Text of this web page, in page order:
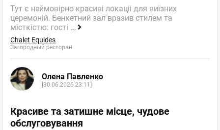
Тут є неймовірно красиві локаціі для виїзних
церемоній. Бенкетний зал вразив стилем та
місткістю: гості ...
Chalet Equides
Загородный ресторан
Олена Павленко
[30.06.2026 23:11]
Красиве та затишне місце, чудове
обслуговування